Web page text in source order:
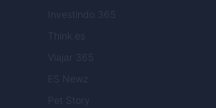
Investindo 365
Think.es
Viajar 365
ES Newz
Pet Story